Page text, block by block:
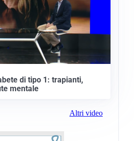
di tipo 1: trapianti,
mentale
Altri video